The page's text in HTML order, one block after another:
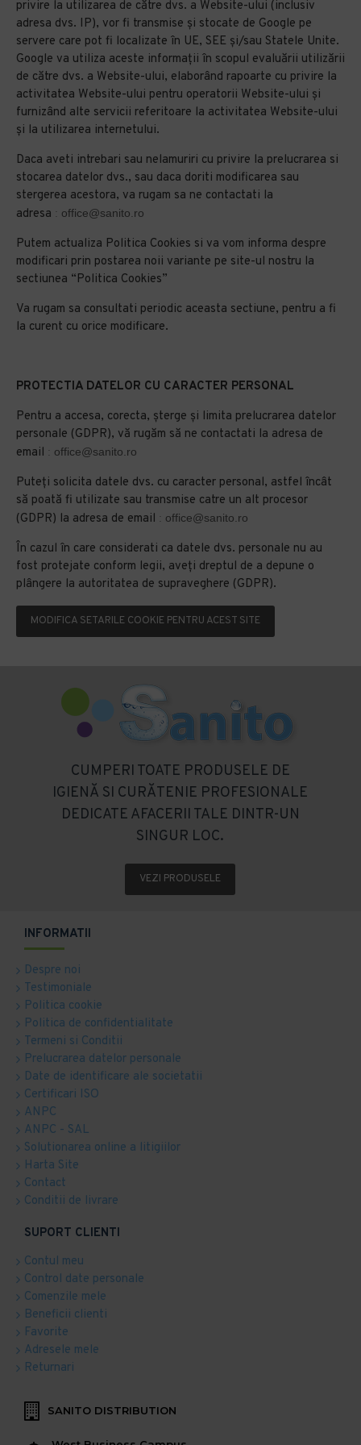
privire la utilizarea de către dvs. a Website-ului (inclusiv
adresa dvs. IP), vor fi transmise și stocate de Google pe
servere care pot fi localizate în UE, SEE şi/sau Statele Unite.
Google va utiliza aceste informații în scopul evaluării utilizării
de către dvs. a Website-ului, elaborând rapoarte cu privire la
activitatea Website-ului pentru operatorii Website-ului și
furnizând alte servicii referitoare la activitatea Website-ului
și la utilizarea internetului.
Daca aveti intrebari sau nelamuriri cu privire la prelucrarea si
stocarea datelor dvs., sau daca doriti modificarea sau
stergerea acestora, va rugam sa ne contactati la
adresa : office@sanito.ro
Putem actualiza Politica Cookies si va vom informa despre
modificari prin postarea noii variante pe site-ul nostru la
sectiunea “Politica Cookies”
Va rugam sa consultati periodic aceasta sectiune, pentru a fi
la curent cu orice modificare.
PROTECTIA DATELOR CU CARACTER PERSONAL
Pentru a accesa, corecta, șterge și limita prelucrarea datelor
personale (GDPR), vă rugăm să ne contactati la adresa de
email : office@sanito.ro
Puteți solicita datele dvs. cu caracter personal, astfel încât
să poată fi utilizate sau transmise catre un alt procesor
(GDPR) la adresa de email : office@sanito.ro
În cazul în care considerati ca datele dvs. personale nu au
fost protejate conform legii, aveți dreptul de a depune o
plângere la autoritatea de supraveghere (GDPR).
MODIFICA SETARILE COOKIE PENTRU ACEST SITE
CUMPERI TOATE PRODUSELE DE
IGIENĂ SI CURĂTENIE PROFESIONALE
DEDICATE AFACERII TALE DINTR-UN
SINGUR LOC.
VEZI PRODUSELE
INFORMATII
Despre noi
Testimoniale
Politica cookie
Politica de confidentialitate
Termeni si Conditii
Prelucrarea datelor personale
Date de identificare ale societatii
Certificari ISO
ANPC
ANPC - SAL
Solutionarea online a litigiilor
Harta Site
Contact
Conditii de livrare
SUPORT CLIENTI
Contul meu
Control date personale
Comenzile mele
Beneficii clienti
Favorite
Adresele mele
Returnari
SANITO DISTRIBUTION